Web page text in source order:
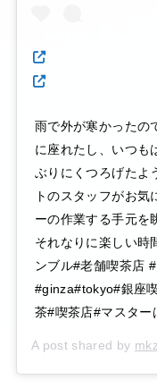
雨で外が寒かったの
に座れたし、いつも
ぶりにくつろげたよ
トのスタッフがお
ーの作業する手元を
それなりに楽しい時
ンブル#老舗喫茶店
#ginza#tokyo#銀座
茶#喫茶店#マスター
A post shared by